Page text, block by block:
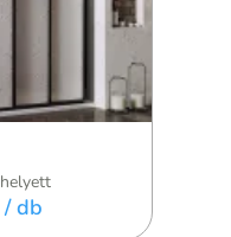
helyett
/ db